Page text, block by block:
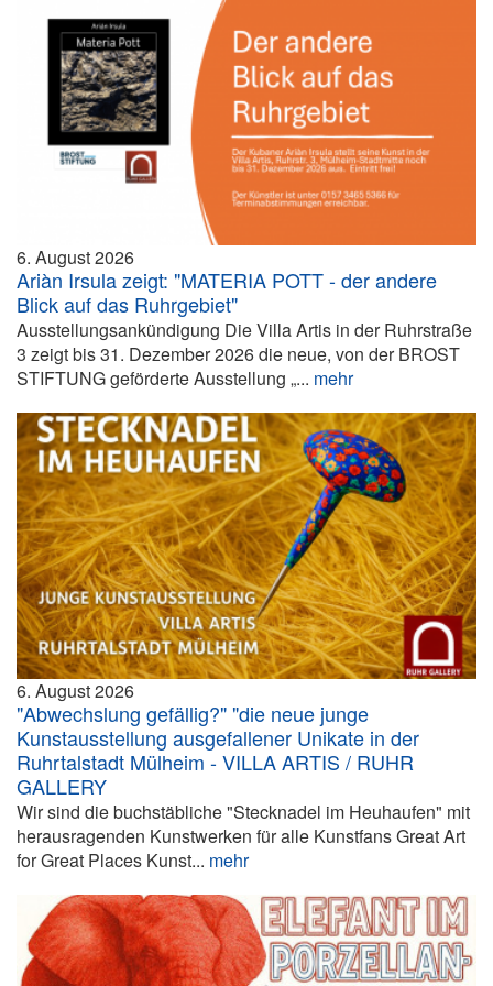
6. August 2026
Ariàn Irsula zeigt: "MATERIA POTT - der andere
Blick auf das Ruhrgebiet"
Ausstellungsankündigung Die Villa Artis in der Ruhrstraße
3 zeigt bis 31. Dezember 2026 die neue, von der BROST
STIFTUNG geförderte Ausstellung „... mehr
6. August 2026
"Abwechslung gefällig?" "die neue junge
Kunstausstellung ausgefallener Unikate in der
Ruhrtalstadt Mülheim - VILLA ARTIS / RUHR
GALLERY
Wir sind die buchstäbliche "Stecknadel im Heuhaufen" mit
herausragenden Kunstwerken für alle Kunstfans Great Art
for Great Places Kunst... mehr